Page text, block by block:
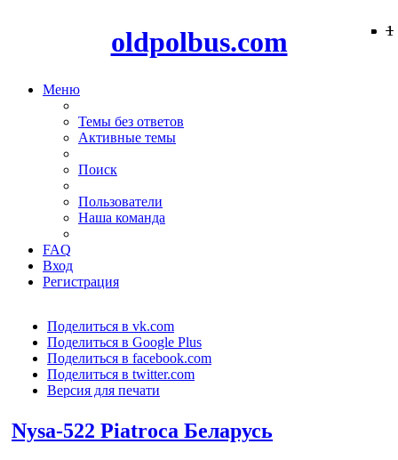
oldpolbus.com
Меню
Темы без ответов
Активные темы
Поиск
Пользователи
Наша команда
FAQ
Вход
Регистрация
Поделиться в vk.com
Поделиться в Google Plus
Поделиться в facebook.com
Поделиться в twitter.com
Версия для печати
Nysa-522 Piatroca Беларусь
1
1
−
−
−
−
−
−
−
−
−
−
−
−
−